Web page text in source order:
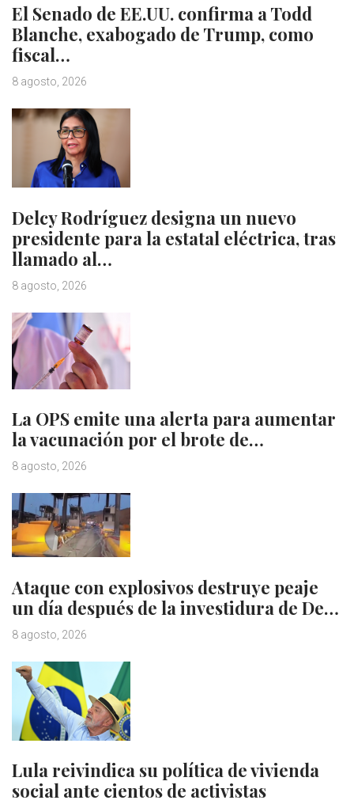
El Senado de EE.UU. confirma a Todd
Blanche, exabogado de Trump, como
fiscal…
8 agosto, 2026
Delcy Rodríguez designa un nuevo
presidente para la estatal eléctrica, tras
llamado al…
8 agosto, 2026
La OPS emite una alerta para aumentar
la vacunación por el brote de…
8 agosto, 2026
Ataque con explosivos destruye peaje
un día después de la investidura de De…
8 agosto, 2026
Lula reivindica su política de vivienda
social ante cientos de activistas